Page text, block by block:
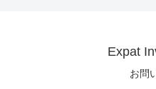
Expat
お問